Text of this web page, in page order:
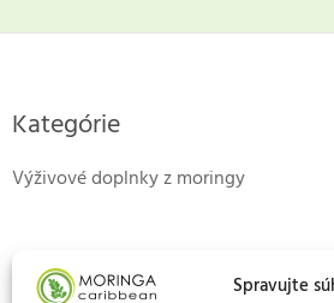
Spravujte
Kategórie
Výživové doplnky z moringy